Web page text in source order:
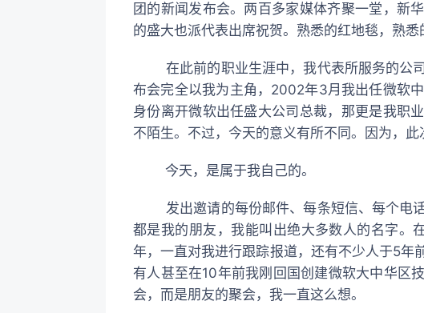
团的新闻发布会。两百多家媒体齐聚一堂，新
的盛大也派代表出席祝贺。熟悉的红地毯，熟悉
在此前的职业生涯中，我代表所服务的公司
布会完全以我为主角，2002年3月我出任微软
身份离开微软出任盛大公司总裁，那更是我职
不陌生。不过，今天的意义有所不同。因为，此
今天，是属于我自己的。
发出邀请的每份邮件、每条短信、每个电话
都是我的朋友，我能叫出绝大多数人的名字。
年，一直对我进行跟踪报道，还有不少人于5年
有人甚至在10年前我刚回国创建微软大中华区
会，而是朋友的聚会，我一直这么想。